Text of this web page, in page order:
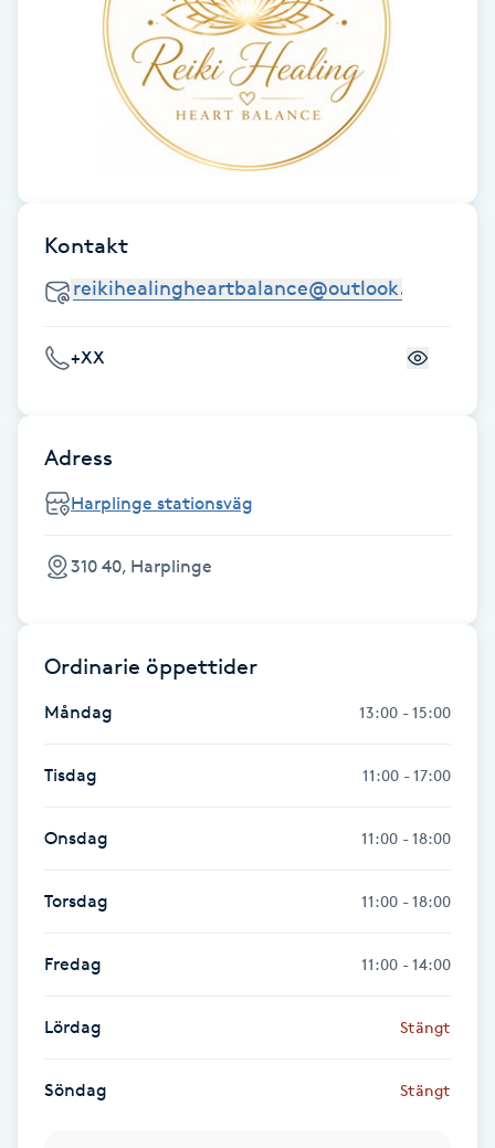
Fransborttagning
Fransförlängning
Fransförlängning Volym
Fransk manikyr
Fransrengöring
Friskvård
Friskvårdsmassage
Gel naglar
Kontakt
+XX
Adress
Harplinge stationsväg
310 40, Harplinge
Ordinarie öppettider
Måndag 13:00 - 15:00
Tisdag 11:00 - 17:00
Onsdag 11:00 - 18:00
Torsdag 11:00 - 18:00
Fredag 11:00 - 14:00
Lördag Stängt
Söndag Stängt